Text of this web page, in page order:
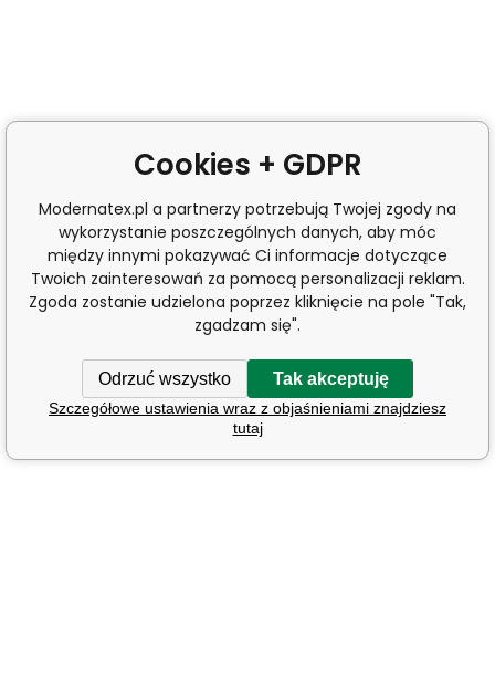
Cookies + GDPR
Modernatex.pl a partnerzy potrzebują Twojej zgody na
wykorzystanie poszczególnych danych, aby móc
między innymi pokazywać Ci informacje dotyczące
Twoich zainteresowań za pomocą personalizacji reklam.
Zgoda zostanie udzielona poprzez kliknięcie na pole "Tak,
zgadzam się".
Odrzuć wszystko Tak akceptuję
Szczegółowe ustawienia wraz z objaśnieniami znajdziesz
tutaj